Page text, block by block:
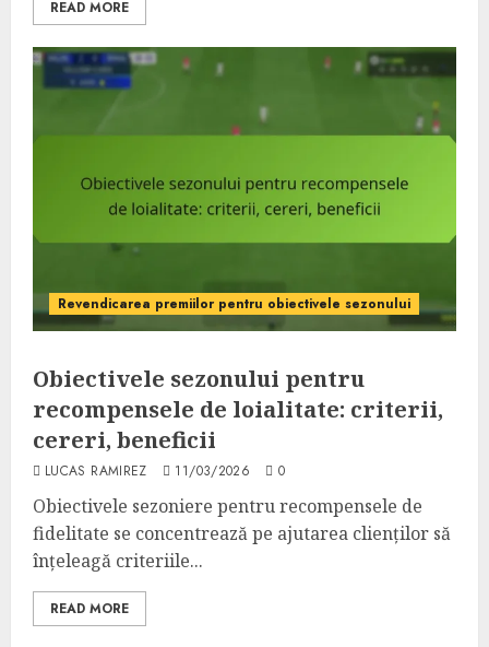
READ MORE
Revendicarea premiilor pentru obiectivele sezonului
Obiectivele sezonului pentru
recompensele de loialitate: criterii,
cereri, beneficii
LUCAS RAMIREZ 11/03/2026 0
Obiectivele sezoniere pentru recompensele de
fidelitate se concentrează pe ajutarea clienților să
înțeleagă criteriile...
READ MORE